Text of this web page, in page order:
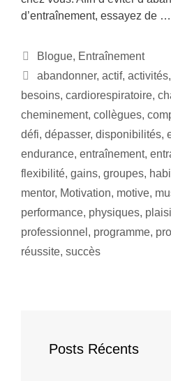
d’entraînement, essayez de …
Blogue, Entraînement
abandonner, actif, activités,
besoins, cardiorespiratoire,
cheminement, collègues,
défi, dépasser, disponibilités,
endurance, entraînement,
flexibilité, gains, groupes,
mentor, Motivation, motive,
performance, physiques,
professionnel , programme,
réussite, succès
Posts Récents